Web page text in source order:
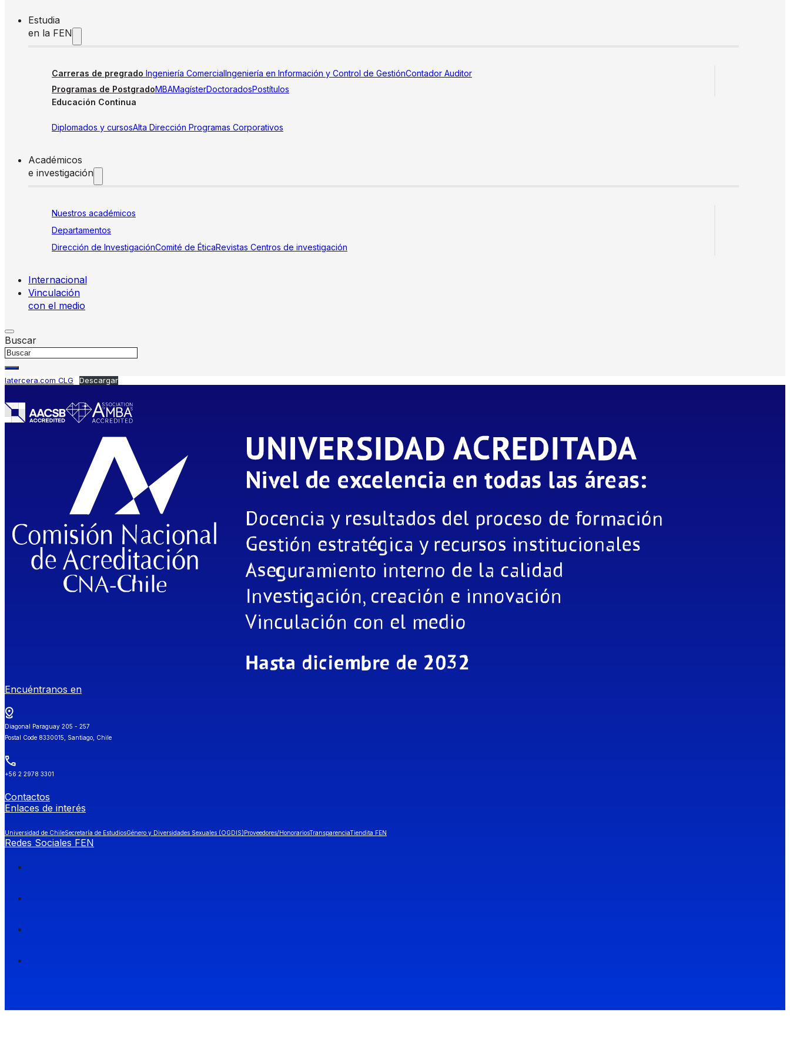
Estudia
en la FEN
Carreras de pregrado Ingeniería ComercialIngeniería en Información y Control de GestiónContador Auditor
Programas de PostgradoMBAMagísterDoctoradosPostítulos
Educación Continua
Diplomados y cursosAlta Dirección Programas Corporativos
Académicos
e investigación
Nuestros académicos
Departamentos
Dirección de InvestigaciónComité de ÉticaRevistas Centros de investigación
Internacional
Vinculación
con el medio
Buscar
latercera.com CLG Descargar
Encuéntranos en
Diagonal Paraguay 205 - 257
Postal Code 8330015, Santiago, Chile
+56 2 2978 3301
Contactos
Enlaces de interés
Universidad de ChileSecretaría de EstudiosGénero y Diversidades Sexuales (OGDIS)Proveedores/HonorariosTransparenciaTiendita FEN
Redes Sociales FEN